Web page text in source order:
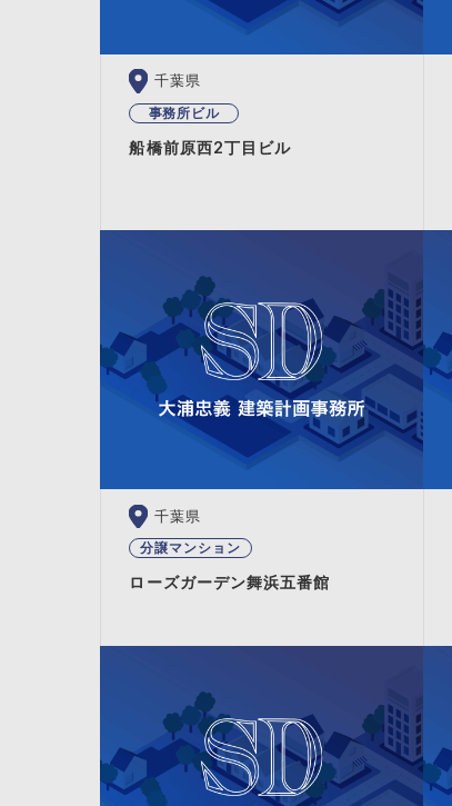
千葉県
事務所ビル
船橋前原西2丁目ビル
千葉県
分譲マンション
ローズガーデン舞浜五番館